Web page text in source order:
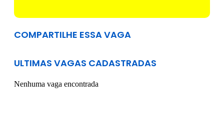
COMPARTILHE ESSA VAGA
ULTIMAS VAGAS CADASTRADAS
Nenhuma vaga encontrada